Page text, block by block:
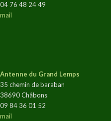
04 76 48 24 49
mail
Antenne du Grand Lemps
35 chemin de baraban
38690 Châbons
09 84 36 01 52
mail